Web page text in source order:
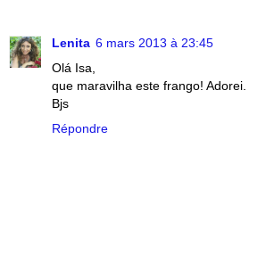
Lenita 6 mars 2013 à 23:45
Olá Isa,
que maravilha este frango! Adorei.
Bjs
Répondre